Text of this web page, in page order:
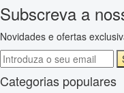
Subscreva a
Novidades e ofertas
Categorias populares